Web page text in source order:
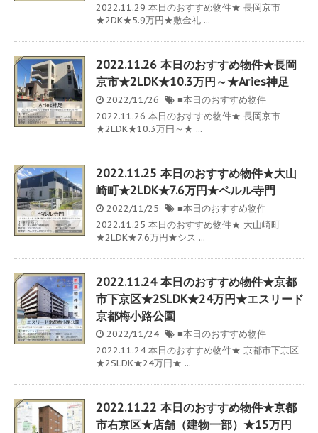
2022.11.29 本日のおすすめ物件★ 長岡京市
★2DK★5.9万円★敷金礼 ...
2022.11.26 本日のおすすめ物件★長岡
京市★2LDK★10.3万円～★Aries神足
2022/11/26
■本日のおすすめ物件
2022.11.26 本日のおすすめ物件★ 長岡京市
★2LDK★10.3万円～★ ...
2022.11.25 本日のおすすめ物件★大山
崎町★2LDK★7.6万円★ペルル寺門
2022/11/25
■本日のおすすめ物件
2022.11.25 本日のおすすめ物件★ 大山崎町
★2LDK★7.6万円★シス ...
2022.11.24 本日のおすすめ物件★京都
市下京区★2SLDK★24万円★エスリード
京都梅小路公園
2022/11/24
■本日のおすすめ物件
2022.11.24 本日のおすすめ物件★ 京都市下京区
★2SLDK★24万円★ ...
2022.11.22 本日のおすすめ物件★京都
市右京区★店舗（建物一部）★15万円